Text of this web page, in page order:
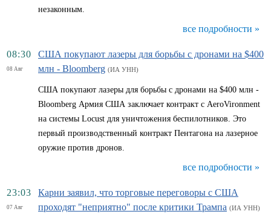
незаконным.
все подробности »
08:30
08 Авг
США покупают лазеры для борьбы с дронами на $400
млн - Bloomberg (ИА УНН)
США покупают лазеры для борьбы с дронами на $400 млн -
Bloomberg Армия США заключает контракт с AeroVironment
на системы Locust для уничтожения беспилотников. Это
первый производственный контракт Пентагона на лазерное
оружие против дронов.
все подробности »
23:03
07 Авг
Карни заявил, что торговые переговоры с США
проходят "неприятно" после критики Трампа (ИА УНН)